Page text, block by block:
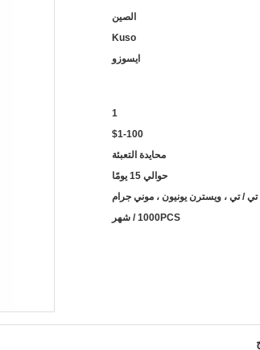
الصين
Kuso
ايسوزو
1
$1-100
محايدة التعبئة
حوالي 15 يومًا
تي / تي ، ويسترن يونيون ، موني جرام
1000PCS / شهر